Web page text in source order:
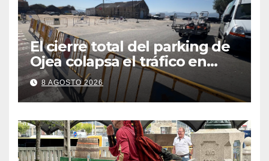
El cierre total del parking de
Ojea colapsa el tráfico en
Cangas
8 AGOSTO 2026